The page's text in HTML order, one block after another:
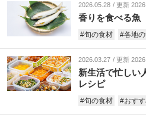
香りを食べる魚
2026.05.28 更新
#旬の食材 #各地
新生活で忙しい
レシピ
2026.03.27 更新
#旬の食材 #おす